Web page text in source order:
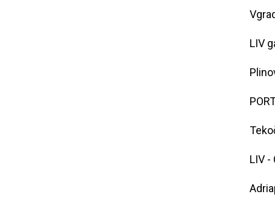
LIV
LIV -